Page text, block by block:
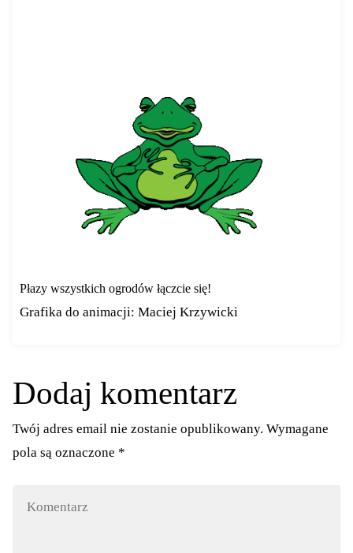
Płazy wszystkich ogrodów łączcie się!
Grafika do animacji: Maciej Krzywicki
Dodaj komentarz
Twój adres email nie zostanie opublikowany. Wymagane
pola są oznaczone *